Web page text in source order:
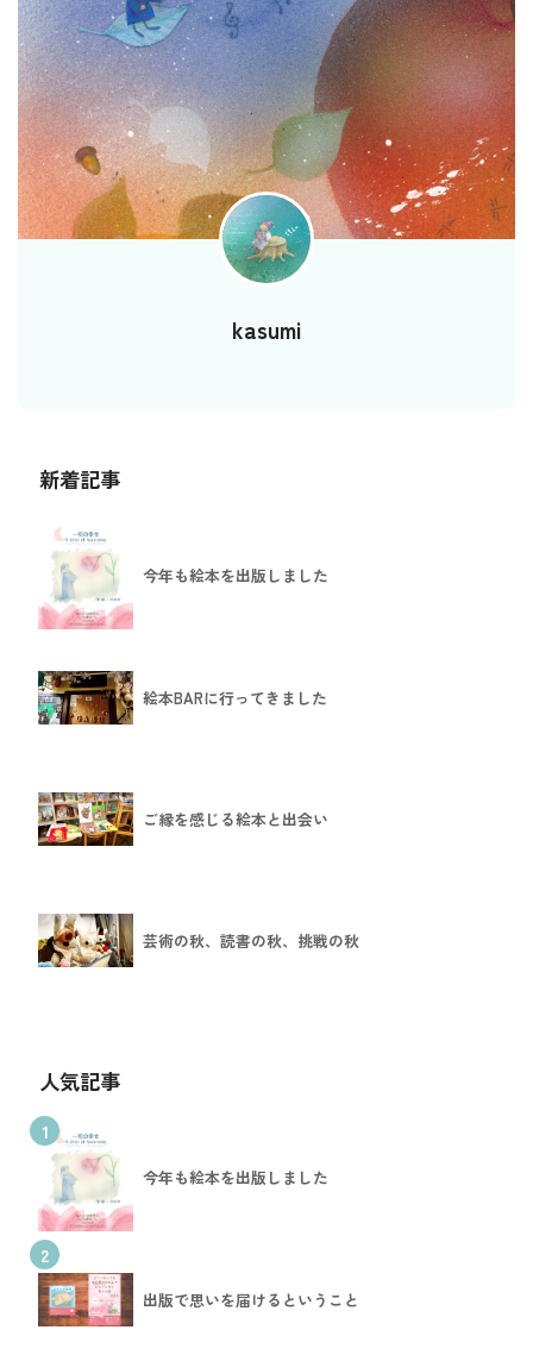
kasumi
新着記事
今年も絵本を出版しました
絵本BARに行ってきました
ご縁を感じる絵本と出会い
芸術の秋、読書の秋、挑戦の秋
人気記事
1
今年も絵本を出版しました
2
出版で思いを届けるということ